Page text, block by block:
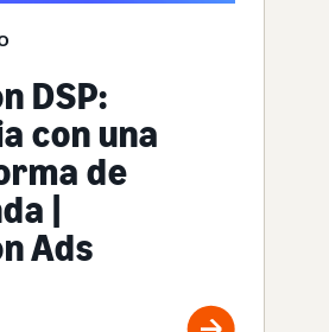
DSP:
con una
de
|
Ads